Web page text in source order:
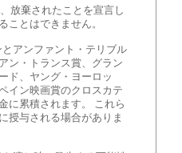
放棄されたことを宣言し
ことはできません。
アンファント・テリブル
ン・トランス賞、グラン
ド、ヤング・ヨーロッ
イン映画賞のクロスカテ
に累積されます。 これら
授与される場合がありま